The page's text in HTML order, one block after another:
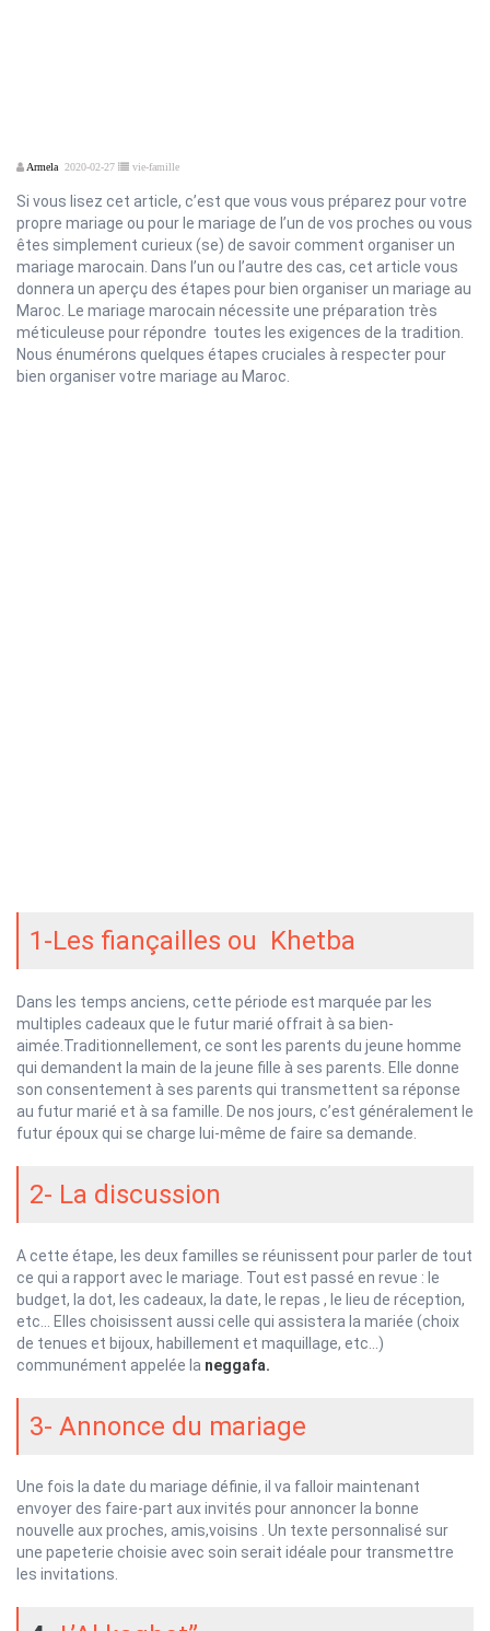
Armela 2020-02-27 vie-famille
Si vous lisez cet article, c’est que vous vous préparez pour votre
propre mariage ou pour le mariage de l’un de vos proches ou vous
êtes simplement curieux (se) de savoir comment organiser un
mariage marocain. Dans l’un ou l’autre des cas, cet article vous
donnera un aperçu des étapes pour bien organiser un mariage au
Maroc. Le mariage marocain nécessite une préparation très
méticuleuse pour répondre toutes les exigences de la tradition.
Nous énumérons quelques étapes cruciales à respecter pour
bien organiser votre mariage au Maroc.
1-Les fiançailles ou Khetba
Dans les temps anciens, cette période est marquée par les
multiples cadeaux que le futur marié offrait à sa bien-
aimée.Traditionnellement, ce sont les parents du jeune homme
qui demandent la main de la jeune fille à ses parents. Elle donne
son consentement à ses parents qui transmettent sa réponse
au futur marié et à sa famille. De nos jours, c’est généralement le
futur époux qui se charge lui-même de faire sa demande.
2- La discussion
A cette étape, les deux familles se réunissent pour parler de tout
ce qui a rapport avec le mariage. Tout est passé en revue : le
budget, la dot, les cadeaux, la date, le repas , le lieu de réception,
etc… Elles choisissent aussi celle qui assistera la mariée (choix
de tenues et bijoux, habillement et maquillage, etc…)
communément appelée la neggafa.
3- Annonce du mariage
Une fois la date du mariage définie, il va falloir maintenant
envoyer des faire-part aux invités pour annoncer la bonne
nouvelle aux proches, amis,voisins . Un texte personnalisé sur
une papeterie choisie avec soin serait idéale pour transmettre
les invitations.